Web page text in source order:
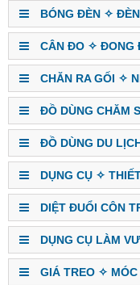
BÓNG ĐÈN ✧
CÂN ĐO ✧ ĐONG
CHĂN RA GỐI ✧
ĐỒ DÙNG CHĂM
ĐỒ DÙNG DU
DỤNG CỤ ✧
DIỆT ĐUỔI CÔN
DỤNG CỤ LÀM
GIÁ TREO ✧